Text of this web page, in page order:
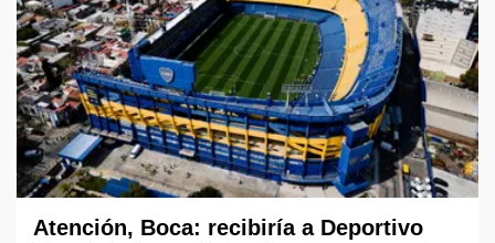
Atención, Boca: recibiría a Deportivo